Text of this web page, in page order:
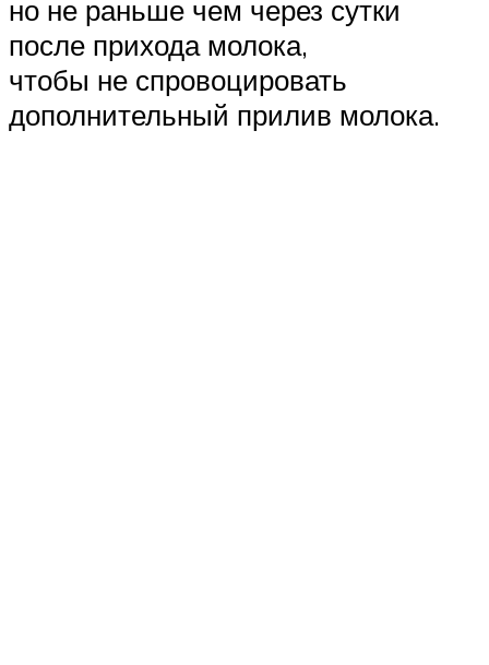
но не раньше чем через сутки
после прихода молока,
чтобы не спровоцировать
дополнительный прилив молока.